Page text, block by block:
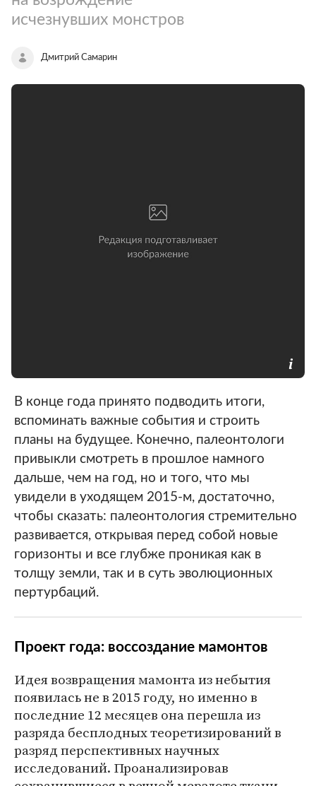
исчезнувших монстров
Дмитрий Самарин
В конце года принято подводить итоги,
вспоминать важные события и строить
планы на будущее. Конечно, палеонтологи
привыкли смотреть в прошлое намного
дальше, чем на год, но и того, что мы
увидели в уходящем 2015-м, достаточно,
чтобы сказать: палеонтология стремительно
развивается, открывая перед собой новые
горизонты и все глубже проникая как в
толщу земли, так и в суть эволюционных
пертурбаций.
Проект года: воссоздание мамонтов
Идея возвращения мамонта из небытия
появилась не в 2015 году, но именно в
последние 12 месяцев она перешла из
разряда бесплодных теоретизирований в
разряд перспективных научных
исследований. Проанализировав